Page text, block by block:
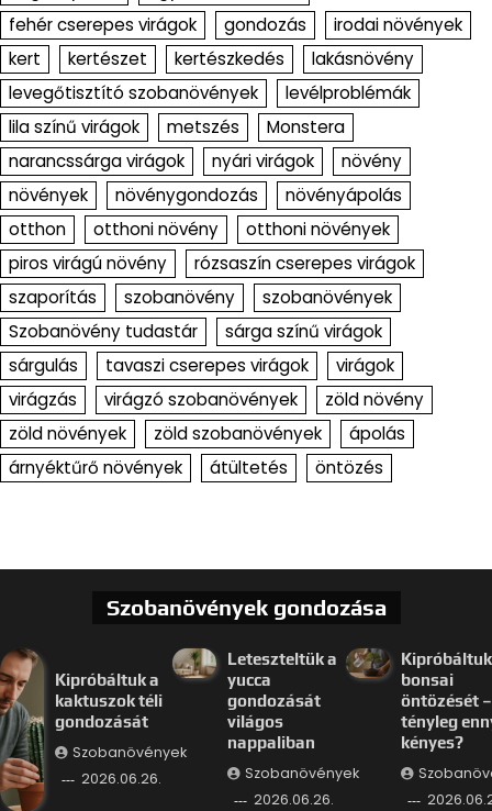
fehér cserepes virágok
gondozás
irodai növények
kert
kertészet kertészkedés
lakásnövény
levegőtisztító szobanövények
levélproblémák
lila színű virágok
metszés
Monstera
narancssárga virágok
nyári virágok
növény
növények
növénygondozás
növényápolás
otthon
otthoni növény
otthoni növények
piros virágú növény
rózsaszín cserepes virágok
szaporítás
szobanövény
szobanövények
Szobanövény tudastár
sárga színű virágok
sárgulás
tavaszi cserepes virágok
virágok
virágzás
virágzó szobanövények
zöld növény
zöld növények
zöld szobanövények
ápolás
árnyéktűrő növények
átültetés öntözés
Szobanövények gondozása
Kipróbáltuk a
kaktuszok téli
gondozását
Szobanövények
2026.06.26.
Leteszteltük a
yucca
gondozását
világos
nappaliban
Szobanövények
2026.06.26.
bonsai
öntözését –
tényleg
kényes?